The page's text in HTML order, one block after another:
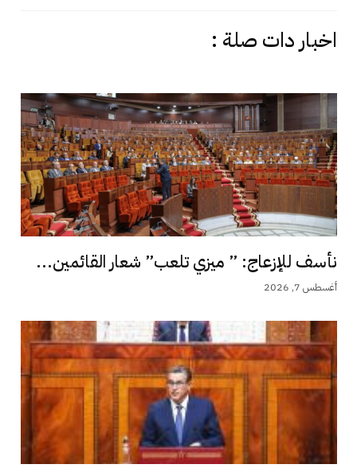
اخبار دات صلة :
نأسف للإزعاج: ” ميزي تلعب” شعار القائمين...
أغسطس 7, 2026